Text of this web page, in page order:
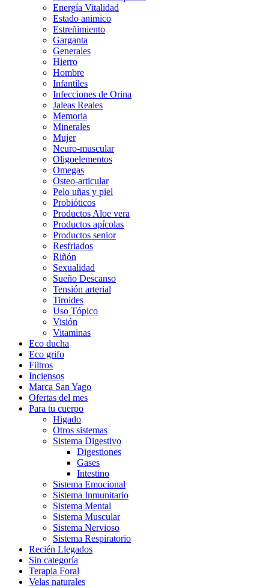
Energía Vitalidad
Estado animico
Estreñimiento
Garganta
Generales
Hierro
Hombre
Infantiles
Infecciones de Orina
Jaleas Reales
Memoria
Minerales
Mujer
Neuro-muscular
Oligoelementos
Omegas
Osteo-articular
Pelo uñas y piel
Probióticos
Productos Aloe vera
Productos apícolas
Productos senior
Resfriados
Riñón
Sexualidad
Sueño Descanso
Tensión arterial
Tiroides
Uso Tópico
Visión
Vitaminas
Eco ducha
Eco grifo
Filtros
Inciensos
Marca San Yago
Ofertas del mes
Para tu cuerpo
Higado
Otros sistemas
Sistema Digestivo
Digestiones
Gases
Intestino
Sistema Emocional
Sistema Inmunitario
Sistema Mental
Sistema Muscular
Sistema Nervioso
Sistema Respiratorio
Recién Llegados
Sin categoría
Terapia Foral
Velas naturales